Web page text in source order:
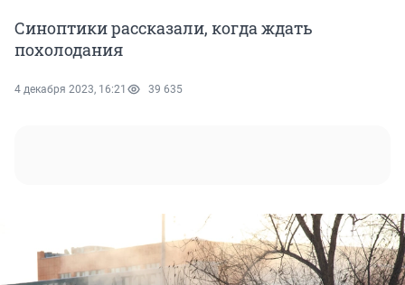
Синоптики рассказали, когда ждать
похолодания
4 декабря 2023, 16:21 39 635